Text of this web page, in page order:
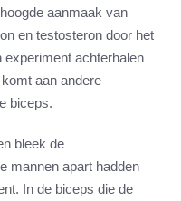
aanmaak van
en testosteron door het
experiment achterhalen
aan andere
biceps.
bleek de
mannen apart hadden
In de biceps die de